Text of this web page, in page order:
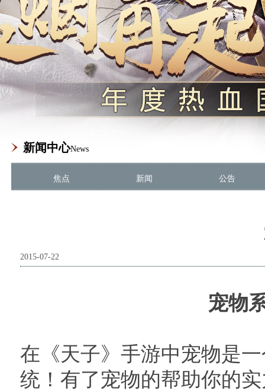
新闻中心News
焦点 新闻 公告
2015-07-22
宠物
在《天子》手游中宠物是
统！有了宠物的帮助你的